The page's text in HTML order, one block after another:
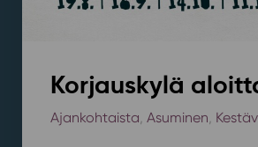
Korjauskylä
Ajankohtaista, Asuminen,